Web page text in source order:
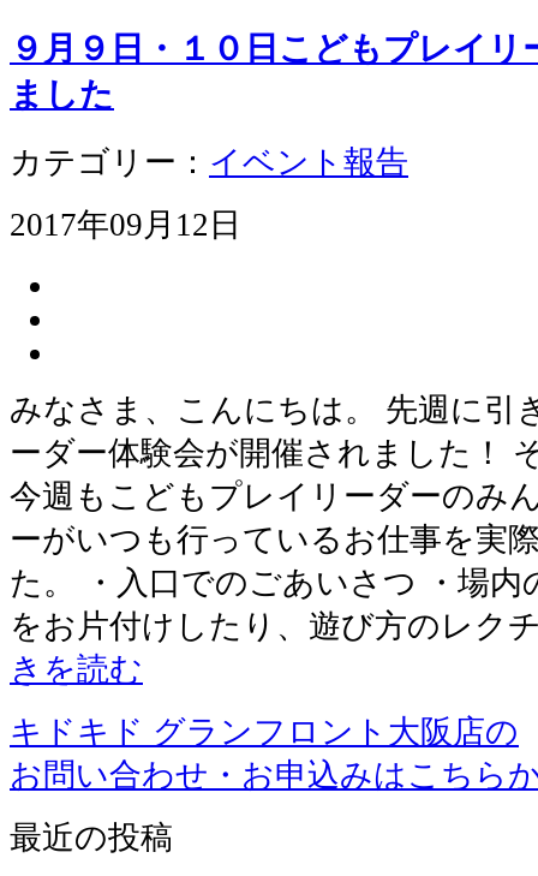
９月９日・１０日こどもプレイ
ました
カテゴリー： イベント報告
2017年09月12日
みなさま、こんにちは。 先週に引
ーダー体験会が開催されました！
今週もこどもプレイリーダーのみ
ーがいつも行っているお仕事を実
た。 ・入口でのごあいさつ ・場内
をお片付けしたり、遊び方のレク
きを読む
キドキド グランフロント大阪店の
お問い合わせ・お申込みはこちら
最近の投稿